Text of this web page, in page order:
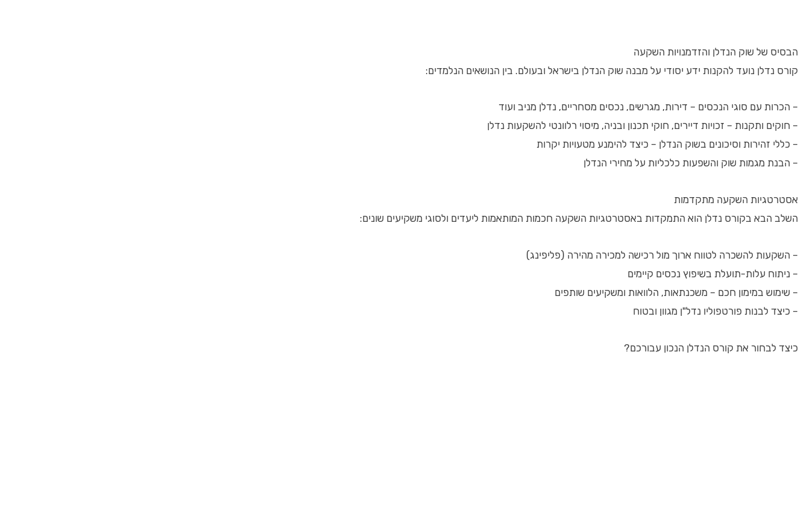
הבסיס של שוק הנדלן והזדמנויות השקעה
קורס נדלן נועד להקנות ידע יסודי על מבנה שוק הנדלן בישראל ובעולם. בין הנושאים הנלמדים:
– הכרות עם סוגי הנכסים – דירות, מגרשים, נכסים מסחריים, נדלן מניב ועוד
– חוקים ותקנות – זכויות דיירים, חוקי תכנון ובניה, מיסוי רלוונטי להשקעות נדלן
– כללי זהירות וסיכונים בשוק הנדלן – כיצד להימנע מטעויות יקרות
– הבנת מגמות שוק והשפעות כלכליות על מחירי הנדלן
אסטרטגיות השקעה מתקדמות
השלב הבא בקורס נדלן הוא התמקדות באסטרטגיות השקעה חכמות המותאמות ליעדים ולסוגי משקיעים שונים:
– השקעות להשכרה לטווח ארוך מול רכישה למכירה מהירה (פליפינג)
– ניתוח עלות-תועלת בשיפוץ נכסים קיימים
– שימוש במימון חכם – משכנתאות, הלוואות ומשקיעים שותפים
– כיצד לבנות פורטפוליו נדל"ן מגוון ובטוח
כיצד לבחור את קורס הנדלן הנכון עבורכם?